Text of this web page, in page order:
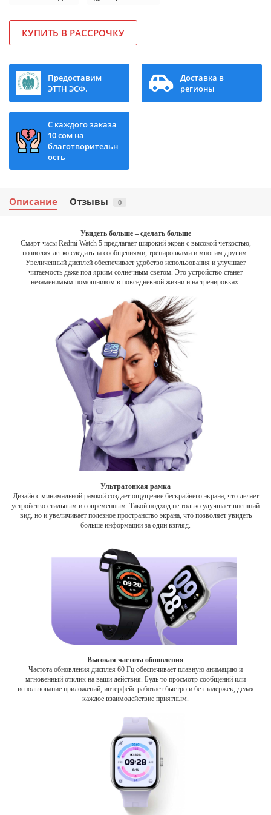
КУПИТЬ В РАССРОЧКУ
Предоставим
ЭТТН ЭСФ.
Доставка в
регионы
С каждого заказа
10 сом на
благотворительн
ость
Описание Отзывы 0
Увидеть больше – сделать больше
Смарт-часы Redmi Watch 5 предлагает широкий экран с высокой четкостью,
позволяя легко следить за сообщениями, тренировками и многим другим.
Увеличенный дисплей обеспечивает удобство использования и улучшает
читаемость даже под ярким солнечным светом. Это устройство станет
незаменимым помощником в повседневной жизни и на тренировках.
Ультратонкая рамка
Дизайн с минимальной рамкой создает ощущение бескрайнего экрана, что делает
устройство стильным и современным. Такой подход не только улучшает внешний
вид, но и увеличивает полезное пространство экрана, что позволяет увидеть
больше информации за один взгляд.
Высокая частота обновления
Частота обновления дисплея 60 Гц обеспечивает плавную анимацию и
мгновенный отклик на ваши действия. Будь то просмотр сообщений или
использование приложений, интерфейс работает быстро и без задержек, делая
каждое взаимодействие приятным.